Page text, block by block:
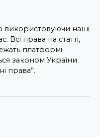
використовуючи наші
Всі права на статті,
платформі
законом України
права”.